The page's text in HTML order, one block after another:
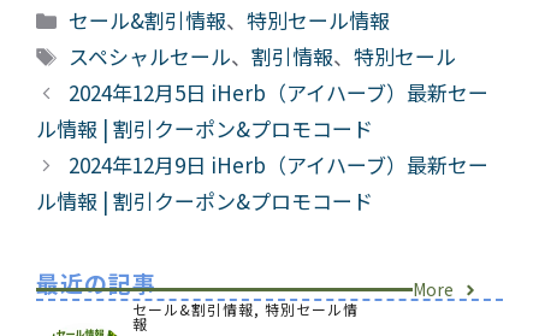
カ
テ
ゴ
リ
ー
セール&割引情報、特別セール情報
タ
グ
スペシャルセール、割引情報、特別セール
2024年12月5日 iHerb（アイハーブ）最新セー
ル情報 | 割引クーポン&プロモコード
2024年12月9日 iHerb（アイハーブ）最新セー
ル情報 | 割引クーポン&プロモコード
最近の記事 More
セール&割引情報, 特別セール情
報